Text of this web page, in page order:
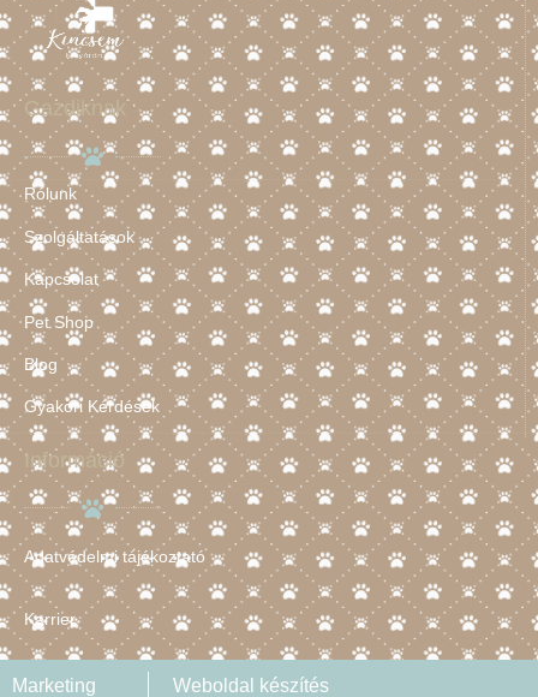
Gazdiknak
Rólunk
Szolgáltatások
Kapcsolat
Pet Shop
Blog
Gyakori Kérdések
Információ
Adatvédelmi tájékoztató
Karrier
Marketing Weboldal készítés